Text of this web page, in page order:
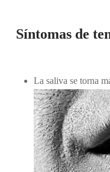
Síntomas de
La saliva se torna